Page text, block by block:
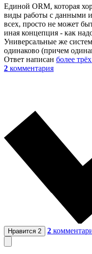
Единой ORM, которая
виды работы с данными
всех, просто не может
иная концепция - как
Универсальные же
одинаково (причем
Ответ написан более
2 комментария
Нравится 2 2